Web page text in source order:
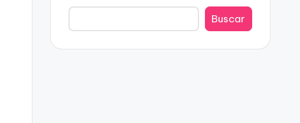
Buscar